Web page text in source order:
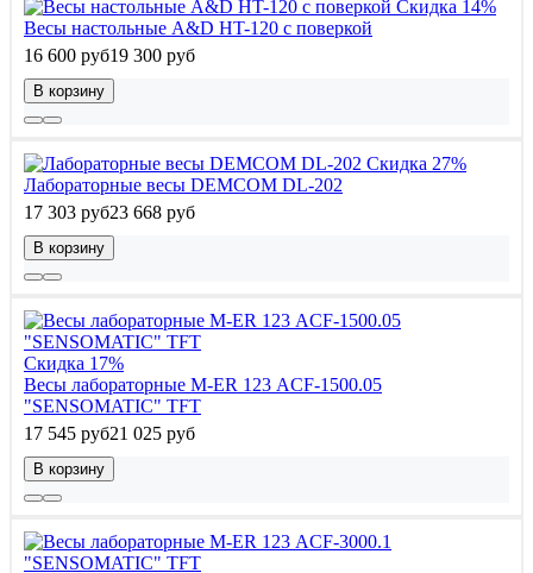
Скидка 14%
Весы настольные A&D HT-120 с поверкой
16 600 руб19 300 руб
В корзину
Скидка 27%
Лабораторные весы DEMCOM DL-202
17 303 руб23 668 руб
В корзину
Скидка 17%
Весы лабораторные M-ER 123 АCF-1500.05
"SENSOMATIC" TFT
17 545 руб21 025 руб
В корзину